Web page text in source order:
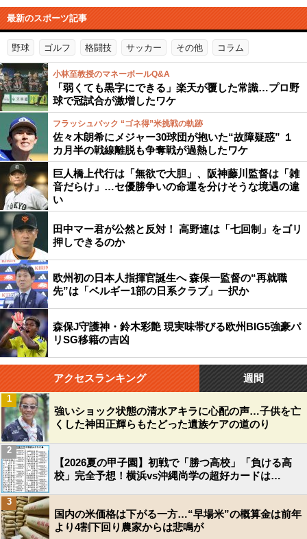
最新のスポーツ記事
野球 ゴルフ 格闘技 サッカー その他 コラム
小林至教授のマネーボールQ&A
「弱くても黒字にできる」楽天が覆した常識…プロ野
球で冠試合が激増したワケ
フラッシュバック “ゴネ得”米挑戦の軌跡
佐々木朗希にメジャー30球団が抱いた“故障疑惑” １
カ月半の戦線離脱も争奪戦が過熱したワケ
巨人橋上代行は「無欲で大胆」、阪神藤川監督は「雑
音だらけ」…セ優勝争いの命運を分けそうな境遇の違
い
田中マー君が公然と反対！ 高野連は「七回制」をゴリ
押しできるのか
欧州初の日本人指揮官誕生へ 森保一監督の“再就職
先”は「ベルギー1部の日系クラブ」一択か
森保J守護神・鈴木彩艶 現実味帯びる欧州BIG5強豪パ
リSG移籍の吉凶
アクセスランキング 週間
強いショック状態の清水アキラに心配の声…子供を亡
くした神田正輝らもたどった遺族ケアの道のり
1
【2026夏の甲子園】初戦で「勝つ高校」「負ける高
校」完全予想！横浜vs沖縄尚学の超好カードは…
2
国内の米価格は下がる一方…“早場米”の概算金は前年
より4割下回り農家からは悲鳴が
3